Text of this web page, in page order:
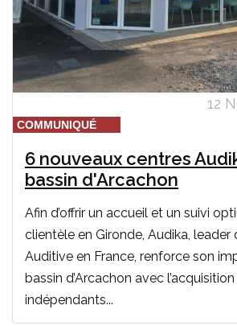
12
COMMUNIQUÉ
6 nouveaux centres
bassin d'Arcachon
Afin d’offrir un accueil et un suivi
clientèle en Gironde, Audika, leader
Auditive en France, renforce son
bassin d’Arcachon avec
indépendants...